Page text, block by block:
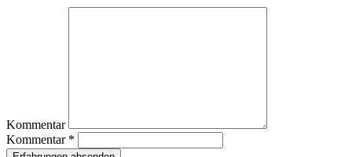
Kommentar
Kommentar *